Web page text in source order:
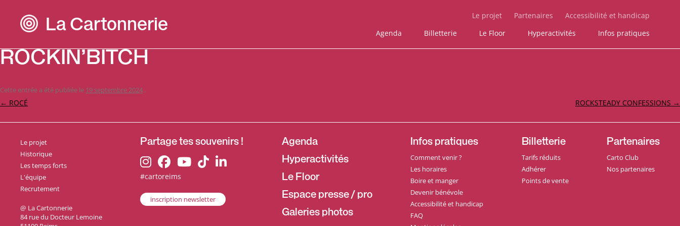
La Cartonnerie
Le projet Partenaires
Accessibilité et handicap
Agenda
Billetterie Le Floor Hyperactivités Infos pratiques
ROCKIN’BITCH
Cette entrée a été publiée le 19 septembre 2024 .
Navigation
← ROCÉ ROCKSTEADY CONFESSIONS →
Le projet
Historique
Les temps forts
L'équipe
Recrutement
@ La Cartonnerie
84 rue du Docteur Lemoine
Partage tes souvenirs !
#cartoreims
inscription newsletter
Agenda
Hyperactivités
Le Floor
Espace presse / pro
Galeries photos
Infos pratiques
Comment venir ?
Les horaires
Boire et manger
Devenir bénévole
Accessibilité et handicap
FAQ
Billetterie
Tarifs réduits
Adhérer
Points de vente
Partenaires
Carto Club
Nos partenaires